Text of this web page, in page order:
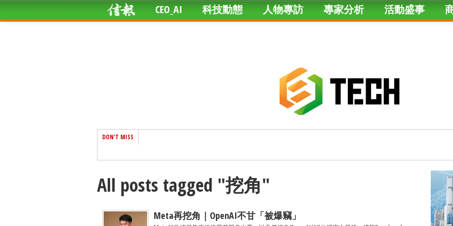
CEO_AI 科技動態 人物專訪 專家分析 活動盛事
DON'T MISS
All posts tagged "挖角"
Meta再挖角｜OpenAI不甘「被爆竊」